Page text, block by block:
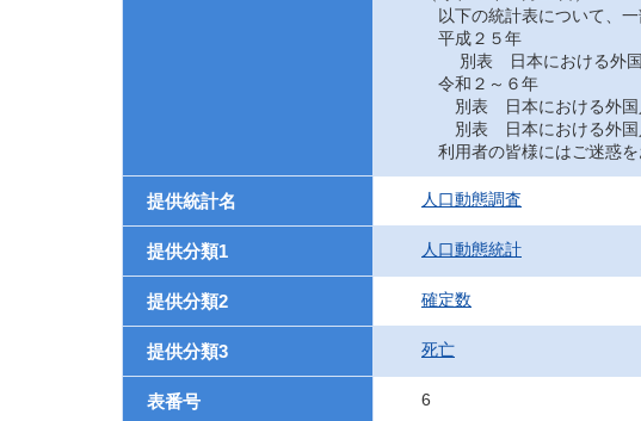
以下の統計表について、一
平成２５年
別表 日本における外国
令和２～６年
別表 日本における外国
別表 日本における外国
利用者の皆様にはご迷惑を
提供統計名 人口動態調査
提供分類1 人口動態統計
提供分類2 確定数
提供分類3 死亡
表番号 6